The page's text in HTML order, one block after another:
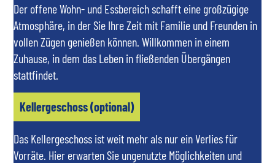
Der offene Wohn- und Essbereich schafft eine großzügige
Atmosphäre, in der Sie Ihre Zeit mit Familie und Freunden in
vollen Zügen genießen können. Willkommen in einem
Zuhause, in dem das Leben in fließenden Übergängen
stattfindet.
Kellergeschoss (optional)
Das Kellergeschoss ist weit mehr als nur ein Verlies für
Vorräte. Hier erwarten Sie ungenutzte Möglichkeiten und